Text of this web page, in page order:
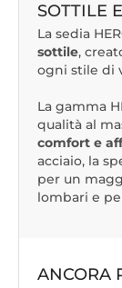
SOTTILE
La sedia
sottile,
ogni stile di
La gamma
qualità al
comfort e
acciaio, la
per un
lombari e
ANCORA